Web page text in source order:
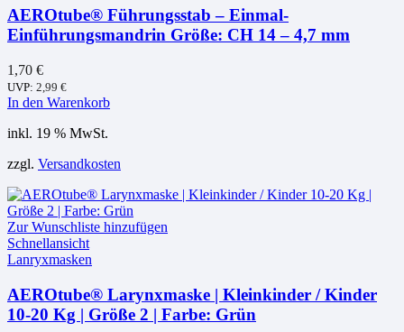
AEROtube® Führungsstab – Einmal-
Einführungsmandrin Größe: CH 14 – 4,7 mm
1,70 €
UVP: 2,99 €
In den Warenkorb
inkl. 19 % MwSt.
zzgl. Versandkosten
Zur Wunschliste hinzufügen
Schnellansicht
Lanryxmasken
AEROtube® Larynxmaske | Kleinkinder / Kinder
10-20 Kg | Größe 2 | Farbe: Grün